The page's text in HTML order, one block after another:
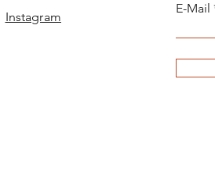
Instagram
E-Mail